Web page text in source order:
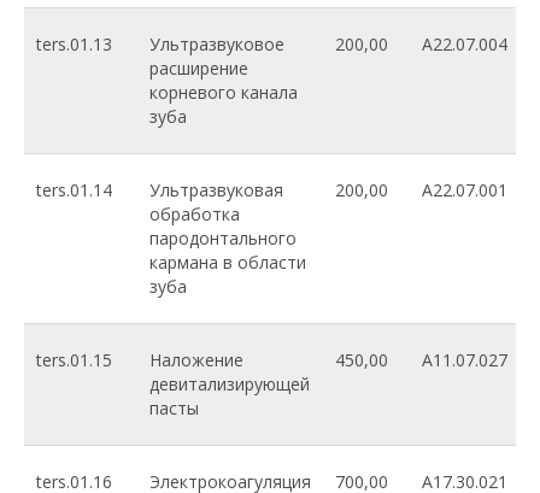
ters.01.13
Ультразвуковое
расширение
корневого канала
зуба
200,00 A22.07.004
ters.01.14
Ультразвуковая
обработка
пародонтального
кармана в области
зуба
200,00 A22.07.001
ters.01.15
Наложение
девитализирующей
пасты
450,00 A11.07.027
ters.01.16 Электрокоагуляция 700,00 A17.30.021